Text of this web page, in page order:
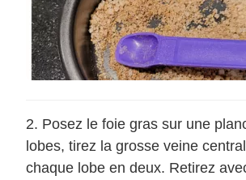
Posez le foie gras sur une
lobes, tirez la grosse veine
chaque lobe en deux. Retirez